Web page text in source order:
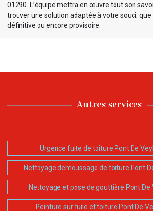
01290. L’équipe mettra en œuvre tout son
trouver une solution adaptée à votre souci, que
définitive ou encore provisoire.
Autres services
Urgence fuite de toiture Pont De
Nettoyage demoussage de toiture Pont
Nettoyage et pose de gouttière Pont De
Peinture sur tuile et toiture Pont De